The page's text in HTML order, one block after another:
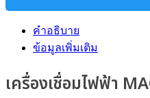
คำอธิบาย
ข้อมูลเพิ่มเติม
เครื่องเชื่อมไฟฟ้า